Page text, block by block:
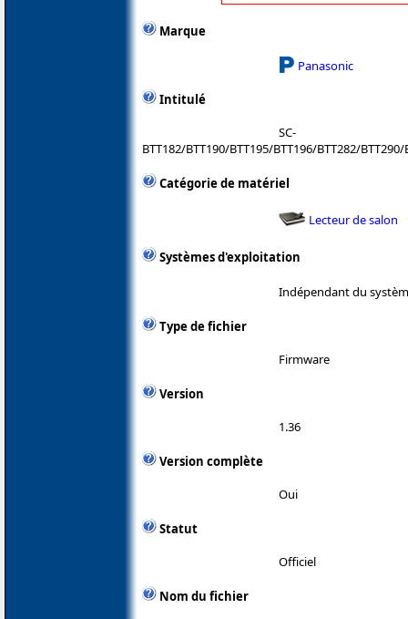
Marque
Panasonic
Intitulé
SC-
BTT182/BTT190/BTT195/BTT196/BTT282/
Catégorie de matériel
Lecteur de salon
Systèmes d'exploitation
Indépendant du
Type de fichier
Firmware
Version
1.36
Version complète
Oui
Statut
Officiel
Nom du fichier